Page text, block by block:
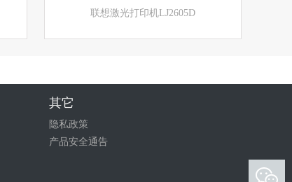
联想激光打印机LJ2605D
其它
隐私政策
产品安全通告